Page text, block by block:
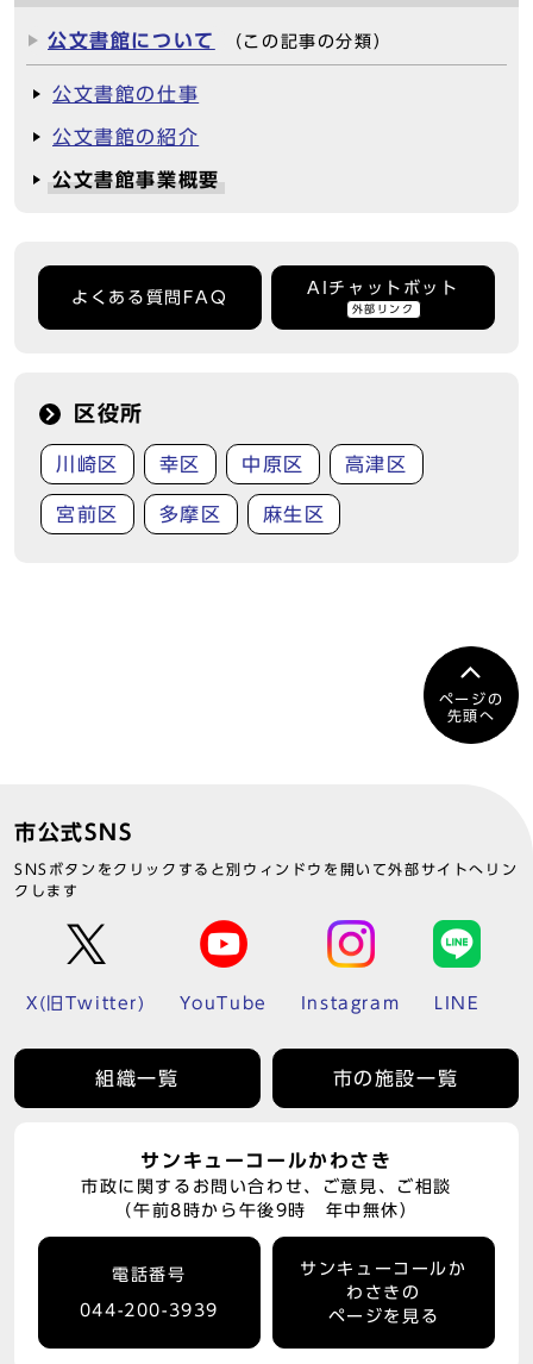
公文書館について （この記事の分類）
公文書館の仕事
公文書館の紹介
公文書館事業概要
よくある質問FAQ
AIチャットボット
外部リンク
区役所
川崎区 幸区 中原区 高津区
宮前区 多摩区 麻生区
ページの
先頭へ
市公式SNS
SNSボタンをクリックすると別ウィンドウを開いて外部サイトへリン
クします
X(旧Twitter) YouTube Instagram LINE
組織一覧 市の施設一覧
サンキューコールかわさき
市政に関するお問い合わせ、ご意見、ご相談
（午前8時から午後9時 年中無休）
電話番号
044-200-3939
サンキューコールか
わさきの
ページを見る